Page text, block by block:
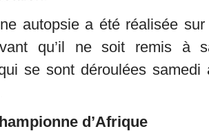
autopsie a été réalisée
qu’il ne soit remis à
se sont déroulées samedi
d’Afrique